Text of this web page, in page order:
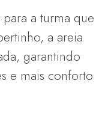
a turma que
a areia
garantindo
e mais conforto